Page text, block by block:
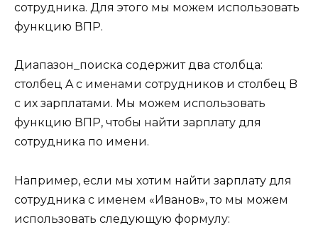
сотрудника. Для этого мы можем использовать
функцию ВПР.
Диапазон_поиска содержит два столбца:
столбец A с именами сотрудников и столбец B
с их зарплатами. Мы можем использовать
функцию ВПР, чтобы найти зарплату для
сотрудника по имени.
Например, если мы хотим найти зарплату для
сотрудника с именем «Иванов», то мы можем
использовать следующую формулу: